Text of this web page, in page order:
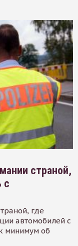
страной,
с
где
автомобилей с
минимум об